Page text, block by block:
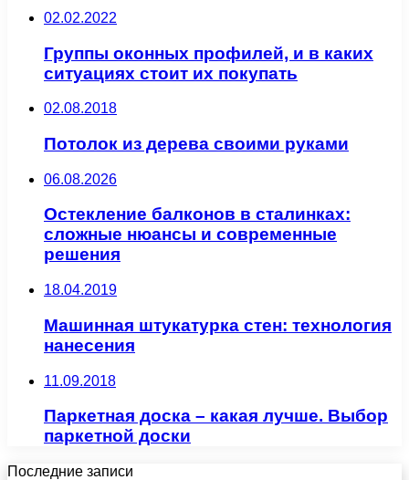
02.02.2022
Группы оконных профилей, и в каких
ситуациях стоит их покупать
02.08.2018
Потолок из дерева своими руками
06.08.2026
Остекление балконов в сталинках:
сложные нюансы и современные
решения
18.04.2019
Машинная штукатурка стен: технология
нанесения
11.09.2018
Паркетная доска – какая лучше. Выбор
паркетной доски
Последние записи